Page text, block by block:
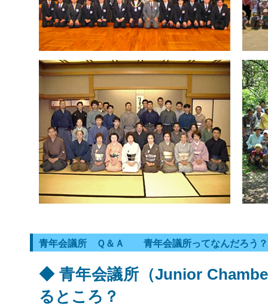
青年会議所 Ｑ＆Ａ 青年会議所ってなんだろう
◆ 青年会議所（Junior
るところ？